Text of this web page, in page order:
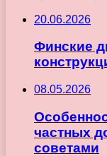
20.06.2026
Финские
08.05.2026
частных
советами